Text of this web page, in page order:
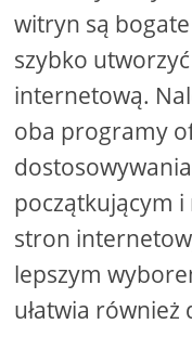
witryn są
szybko
internetową.
oba programy
początkującym
stron
lepszym
ułatwia